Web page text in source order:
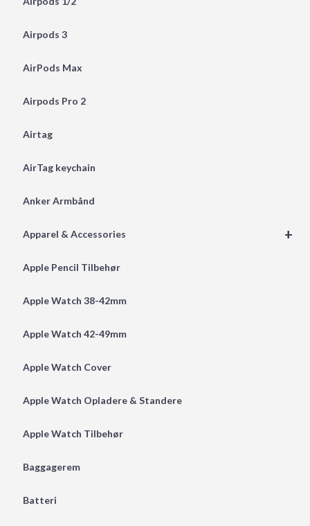
Airpods 3
AirPods Max
Airpods Pro 2
Airtag
AirTag keychain
Anker Armbånd
+
Apparel & Accessories
Apple Pencil Tilbehør
Apple Watch 38-42mm
Apple Watch 42-49mm
Apple Watch Cover
Apple Watch Opladere & Standere
Apple Watch Tilbehør
Baggagerem
Batteri